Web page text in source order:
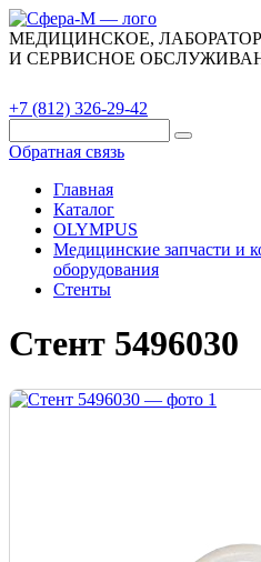
МЕДИЦИНСКОЕ,
И СЕРВИСНОЕ
+7 (812) 326-29-42
Обратная связь
Главная
Каталог
OLYMPUS
Медицинские запчасти и
оборудования
Стенты
Стент 5496030